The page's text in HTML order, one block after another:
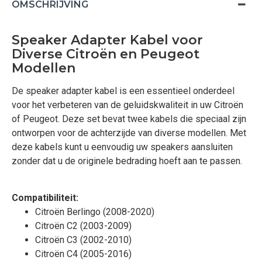
OMSCHRIJVING
Speaker Adapter Kabel voor
Diverse Citroën en Peugeot
Modellen
De speaker adapter kabel is een essentieel onderdeel
voor het verbeteren van de geluidskwaliteit in uw Citroën
of Peugeot. Deze set bevat twee kabels die speciaal zijn
ontworpen voor de achterzijde van diverse modellen. Met
deze kabels kunt u eenvoudig uw speakers aansluiten
zonder dat u de originele bedrading hoeft aan te passen.
Compatibiliteit:
Citroën Berlingo (2008-2020)
Citroën C2 (2003-2009)
Citroën C3 (2002-2010)
Citroën C4 (2005-2016)